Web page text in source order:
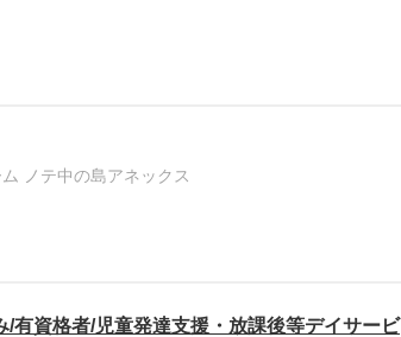
ノテ中の島アネックス
有資格者/児童発達支援・放課後等デイサービ